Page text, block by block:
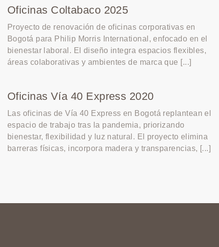
Oficinas Coltabaco 2025
Proyecto de renovación de oficinas corporativas en
Bogotá para Philip Morris International, enfocado en el
bienestar laboral. El diseño integra espacios flexibles,
áreas colaborativas y ambientes de marca que [...]
Oficinas Vía 40 Express 2020
Las oficinas de Vía 40 Express en Bogotá replantean el
espacio de trabajo tras la pandemia, priorizando
bienestar, flexibilidad y luz natural. El proyecto elimina
barreras físicas, incorpora madera y transparencias, [...]